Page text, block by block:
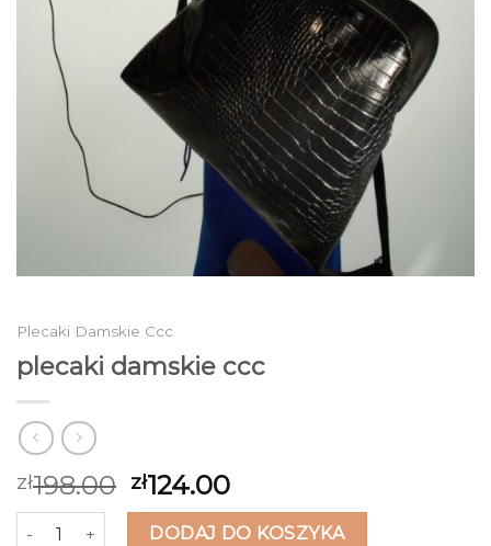
Plecaki Damskie Ccc
plecaki damskie ccc
zł198.00 zł124.00
ilość plecaki damskie cccDODAJ DO KOSZYKA